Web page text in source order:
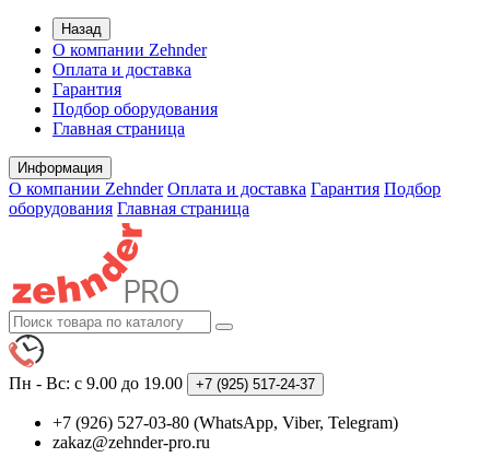
Назад
О компании Zehnder
Оплата и доставка
Гарантия
Подбор оборудования
Главная страница
Информация
О компании Zehnder Оплата и доставка Гарантия Подбор
оборудования Главная страница
Пн - Вс: с 9.00 до 19.00 +7 (925) 517-24-37
+7 (926) 527-03-80 (WhatsApp, Viber, Telegram)
zakaz@zehnder-pro.ru